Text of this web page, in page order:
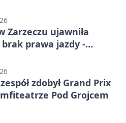
Zarzeczu ujawniła
prawa jazdy -
zdobył Grand Prix
Pod Grojcem